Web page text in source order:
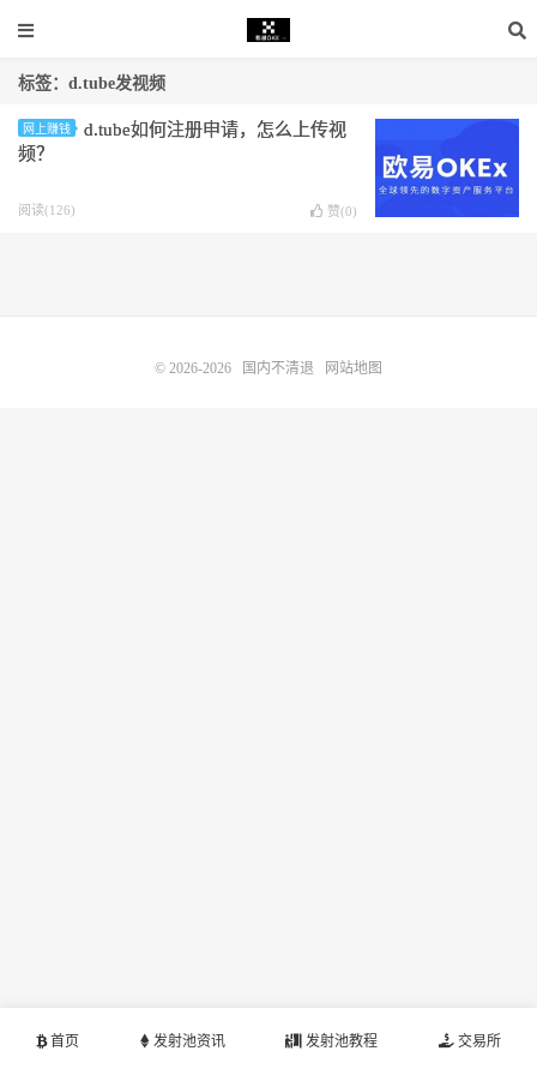
标签：d.tube发视频
网上赚钱
d.tube如何注册申请，怎么上传视
频？
阅读(126) 赞(0)
首页 发射池资讯 发射池教程 交易所
© 2026-2026 国内不清退 网站地图